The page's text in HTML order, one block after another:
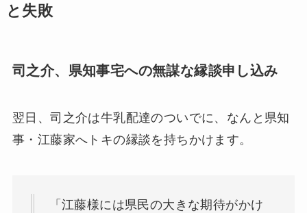
と失敗
司之介、県知事宅への無謀な縁談申し込み
翌日、司之介は牛乳配達のついでに、なんと県知
事・江藤家へトキの縁談を持ちかけます。
「江藤様には県民の大きな期待がかけ